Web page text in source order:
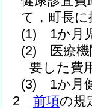
て，町長
(1)
1か月
(2)
医療
要した費
(3)
1か月
2
前項の規